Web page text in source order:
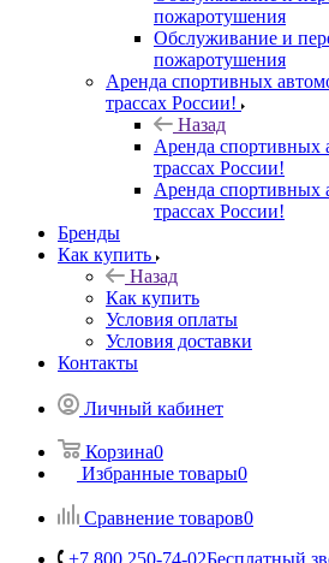
пожаротушения
Обслуживание и
пожаротушения
Аренда спортивных
трассах России!
Назад
Аренда спортивных
трассах России!
Аренда спортивных
трассах России!
Бренды
Как купить
Назад
Как купить
Условия оплаты
Условия доставки
Контакты
Личный кабинет
Корзина0
Избранные товары0
Сравнение товаров0
+7 800 250-74-02Бесплатный